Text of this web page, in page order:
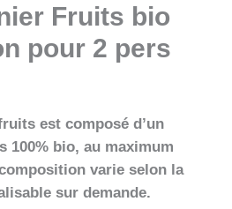
Fruits bio
pour 2 pers
est composé d’un
100% bio, au maximum
varie selon la
sur demande.